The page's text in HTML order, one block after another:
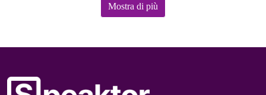
Mostra di più